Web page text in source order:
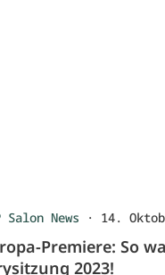
Salon News · 14.
Premiere: So
2023!